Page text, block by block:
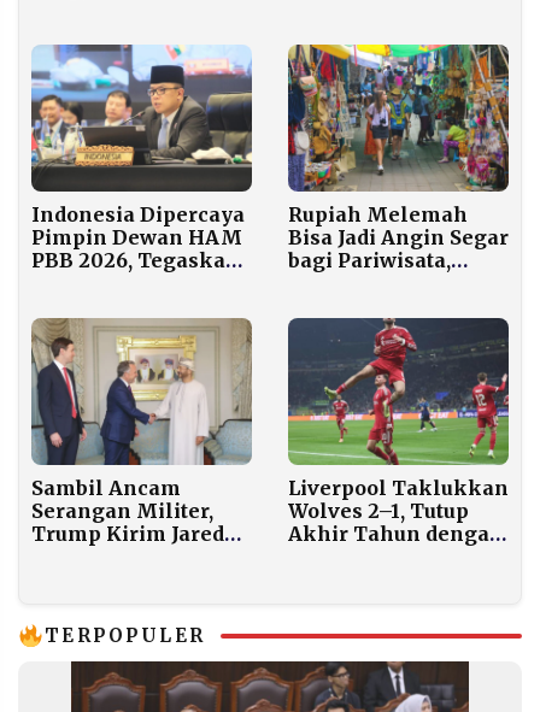
Indonesia Dipercaya
Pimpin Dewan HAM
PBB 2026, Tegaskan
Rupiah Melemah
Bisa Jadi Angin Segar
bagi Pariwisata,
Indonesia
Sambil Ancam
Serangan Militer,
Trump Kirim Jared
Liverpool Taklukkan
Wolves 2–1, Tutup
Akhir Tahun dengan
TERPOPULER